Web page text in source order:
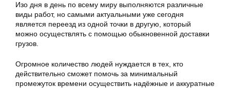
Изо дня в день по всему миру выполняются различные
виды работ, но самыми актуальными уже сегодня
является переезд из одной точки в другую, который
можно осуществлять с помощью обыкновенной доставки
грузов.
Огромное количество людей нуждается в тех, кто
действительно сможет помочь за минимальный
промежуток времени осуществить надёжные и аккуратные